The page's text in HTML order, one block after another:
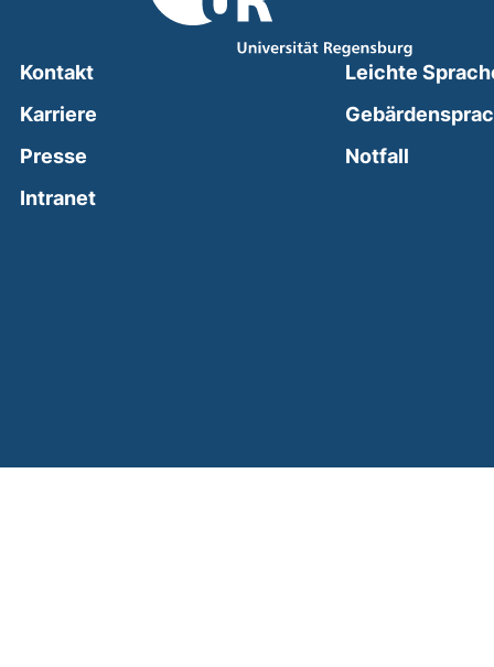
Kontakt
Karriere
Presse
Intranet(external link, opens in a new window)
Leichte
Notfall